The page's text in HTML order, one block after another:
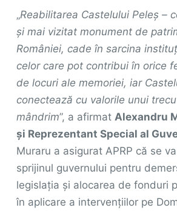
„Reabilitarea Castelului Peleș –
și mai vizitat monument de
României, cade în sarcina
celor care pot contribui în orice
de locuri ale memoriei, iar
conectează cu valorile unui
mândrim”, a afirmat Alexandru
și Reprezentant Special al
Muraru a asigurat APRP că se
sprijinul guvernului pentru
legislația și alocarea de fonduri
în aplicare a intervențiilor pe